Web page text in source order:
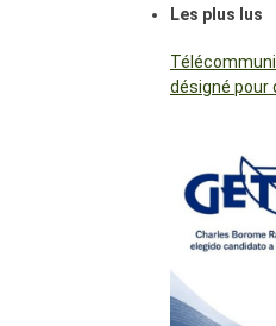
Les plus lus
désigné pour